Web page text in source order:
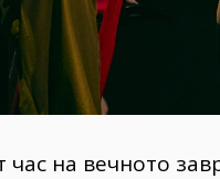
на вечното